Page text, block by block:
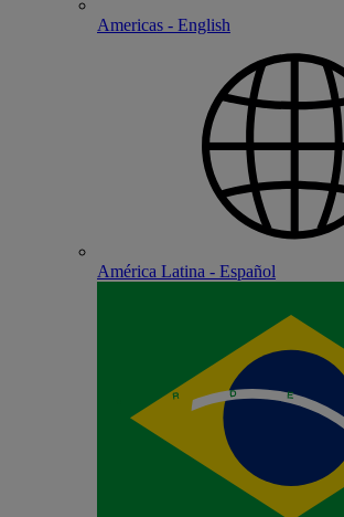
Americas - English
América Latina - Español